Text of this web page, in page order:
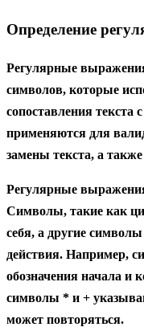
Определение
Регулярные
символов, которые
сопоставления
применяются для
замены текста, а
Регулярные
Символы, такие как
себя, а другие
действия. Например,
обозначения начала и
символы * и +
может повторяться.